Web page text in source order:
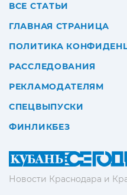
Новости Краснодара и
ВСЕ СТАТЬИ
ГЛАВНАЯ СТРАНИЦА
ПОЛИТИКА
РАССЛЕДОВАНИЯ
РЕКЛАМОДАТЕЛЯМ
СПЕЦВЫПУСКИ
ФИНЛИКБЕЗ